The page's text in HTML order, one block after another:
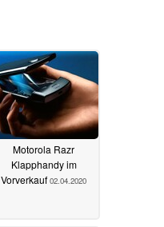
Motorola Razr
Klapphandy im
Vorverkauf 02.04.2020